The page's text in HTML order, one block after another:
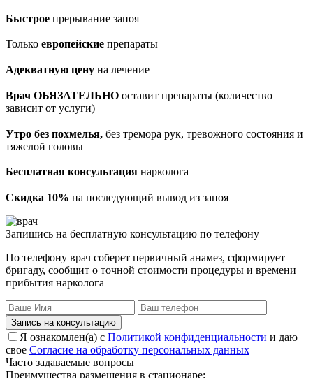
Быстрое прерывание запоя
Только европейские препараты
Адекватную цену на лечение
Врач ОБЯЗАТЕЛЬНО оставит препараты (количество
зависит от услуги)
Утро без похмелья, без тремора рук, тревожного состояния и
тяжелой головы
Бесплатная консультация нарколога
Скидка 10% на последующий вывод из запоя
Запишись на бесплатную консультацию по телефону
По телефону врач соберет первичный анамез, сформирует
бригаду, сообщит о точной стоимости процедуры и времени
прибытия нарколога
Запись на консультацию
Я ознакомлен(а) с Политикой конфиденциальности и даю
свое Согласие на обработку персональных данных
Часто задаваемые вопросы
Преимущества размещения в стационаре: